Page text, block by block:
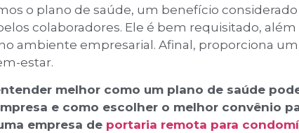
o plano de saúde, um benefício
colaboradores. Ele é bem requisitado, além
ambiente empresarial. Afinal, proporciona um
estar.
melhor como um plano de saúde
e como escolher o melhor convênio
empresa de portaria remota para